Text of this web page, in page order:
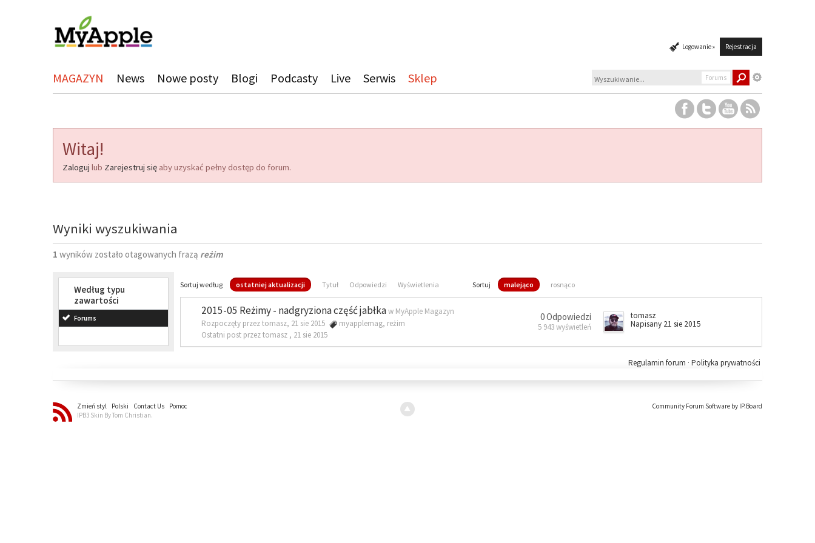
Logowanie » Rejestracja
MAGAZYN News Nowe posty Blogi Podcasty Live Serwis Sklep Forums
Witaj!
Zaloguj lub Zarejestruj się aby uzyskać pełny dostęp do forum.
Wyniki wyszukiwania
1 wyników zostało otagowanych frazą reżim
Według typu
zawartości
Forums
Sortuj według ostatniej aktualizacji Tytuł Odpowiedzi Wyświetlenia Sortuj malejąco rosnąco
2015-05 Reżimy - nadgryziona część jabłkaw MyApple Magazyn
Rozpoczęty przez tomasz, 21 sie 2015
myapplemag, reżim
Ostatni post przez tomasz , 21 sie 2015
0 Odpowiedzi
5 943 wyświetleń
tomasz
Napisany 21 sie 2015
Polityka prywatności
Regulamin forum ·
Zmień styl Polski Contact Us
Pomoc
IPB3 Skin By Tom Christian.
Community Forum Software by IP.Board